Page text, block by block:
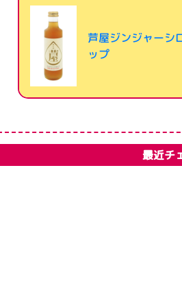
芦屋ジンジャーシ
ップ
最近チ